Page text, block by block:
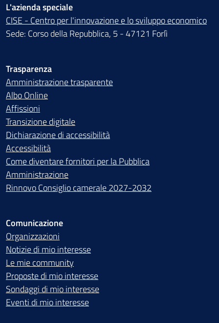
L'azienda speciale
CISE - Centro per l'innovazione e lo sviluppo economico
Sede: Corso della Repubblica, 5 - 47121 Forlì
Trasparenza
Amministrazione trasparente
Albo Online
Affissioni
Transizione digitale
Dichiarazione di accessibilità
Accessibilità
Come diventare fornitori per la Pubblica
Amministrazione
Rinnovo Consiglio camerale 2027-2032
Comunicazione
Organizzazioni
Notizie di mio interesse
Le mie community
Proposte di mio interesse
Sondaggi di mio interesse
Eventi di mio interesse